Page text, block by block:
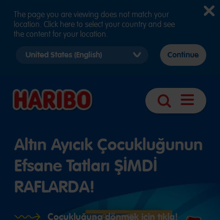
Arama
Altın Ayıcık Çocukluğunun
Efsane Tatları ŞİMDİ
RAFLARDA!
Çocukluğuna dönmek için tıkla!
The page you are viewing does not match your
location. Click here to select your country and see
the content for your location.
country
Continue